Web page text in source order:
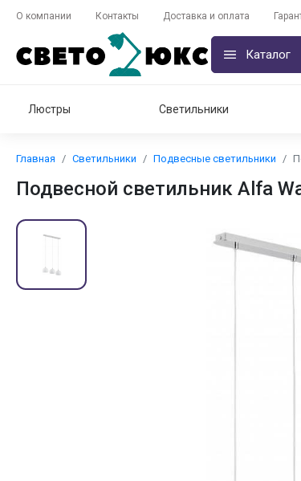
О компании Контакты Доставка и оплата
Каталог
Люстры Светильники
Главная Светильники Подвесные светильники
Подвесной светильник Alfa